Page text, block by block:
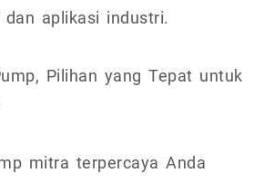
aplikasi industri.
Pilihan yang Tepat untuk
mitra terpercaya Anda